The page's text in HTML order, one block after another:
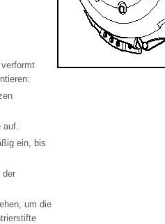
auf.
ein, bis
der
um die